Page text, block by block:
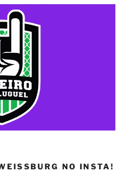
NO INSTA!